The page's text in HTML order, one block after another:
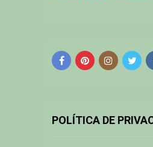
POLÍTICA DE